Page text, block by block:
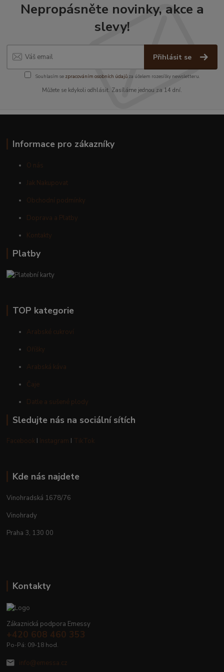
Nepropásněte novinky, akce a
slevy!
Přihlásit se
Souhlasím se zpracováním osobních údajůza účelem rozesílky newsletteru.
Můžete se kdykoli odhlásit. Zasíláme jednou za 14 dní.
Informace pro zákazníky
O nás
Jak Nakupovat
Obchodní podmínky
Doprava a Platby
Kontakty
Platby
TOP kategorie
Arabské cukroví
Oříšky
Arabská káva
Čaje
Datle a sušené plody
Sledujte nás na sociální sítích
Facebook I Instagram I TikTok
Kde nás najdete
Vinohradská 1678/76
Vinohrady
Praha 3, 130 00
Kontakty
Zákaznická podpora Emessy
+420 608 460 353
Po-Pá: 09-18 hod.
info@emessa.cz